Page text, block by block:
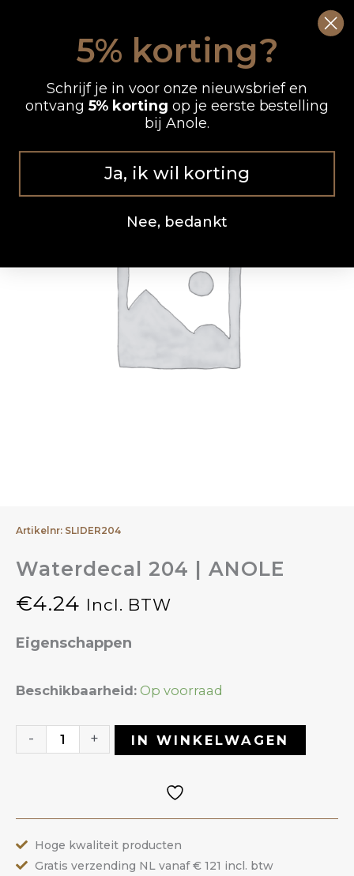
inhoud
Artikelnr: SLIDER204
Waterdecal 204 | ANOLE
€4.24 Incl. BTW
Eigenschappen
Beschikbaarheid: Op voorraad
-
Waterdecal
+ IN WINKELWAGEN
Hoge kwaliteit producten
Gratis verzending NL vanaf € 121 incl. btw
5% korting?
Schrijf je in voor onze nieuwsbrief en
ontvang 5% korting op je eerste bestelling
bij Anole.
Ja, ik wil korting
Nee, bedankt